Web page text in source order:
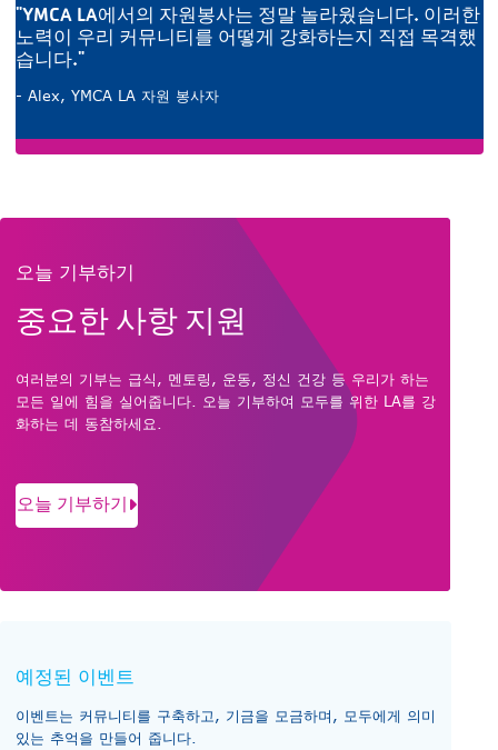
"YMCA LA에서의 자원봉사는 정말 놀라웠습니다. 이러한
노력이 우리 커뮤니티를 어떻게 강화하는지 직접 목격했
습니다."
- Alex, YMCA LA 자원 봉사자
오늘 기부하기
중요한 사항 지원
여러분의 기부는 급식, 멘토링, 운동, 정신 건강 등 우리가 하는
모든 일에 힘을 실어줍니다. 오늘 기부하여 모두를 위한 LA를 강
화하는 데 동참하세요.
오늘 기부하기
예정된 이벤트
이벤트는 커뮤니티를 구축하고, 기금을 모금하며, 모두에게 의미
있는 추억을 만들어 줍니다.